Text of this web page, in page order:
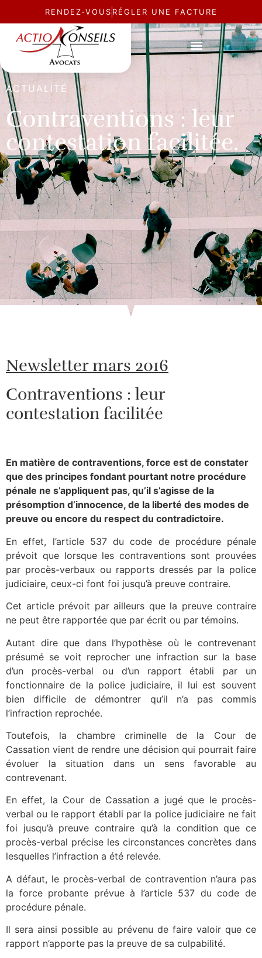
RENDEZ-VOUS RÉGLER UNE FACTURE
ACTUALITÉ
Contraventions : leur
contestation facilitée.
Newsletter mars 2016
Contraventions : leur
contestation facilitée
En matière de contraventions, force est de constater
que des principes fondant pourtant notre procédure
pénale ne s’appliquent pas, qu’il s’agisse de la
présomption d’innocence, de la liberté des modes de
preuve ou encore du respect du contradictoire.
En effet, l’article 537 du code de procédure pénale
prévoit que lorsque les contraventions sont prouvées
par procès-verbaux ou rapports dressés par la police
judiciaire, ceux-ci font foi jusqu’à preuve contraire.
Cet article prévoit par ailleurs que la preuve contraire
ne peut être rapportée que par écrit ou par témoins.
Autant dire que dans l’hypothèse où le contrevenant
présumé se voit reprocher une infraction sur la base
d’un procès-verbal ou d’un rapport établi par un
fonctionnaire de la police judiciaire, il lui est souvent
bien difficile de démontrer qu’il n’a pas commis
l’infraction reprochée.
Toutefois, la chambre criminelle de la Cour de
Cassation vient de rendre une décision qui pourrait faire
évoluer la situation dans un sens favorable au
contrevenant.
En effet, la Cour de Cassation a jugé que le procès-
verbal ou le rapport établi par la police judiciaire ne fait
foi jusqu’à preuve contraire qu’à la condition que ce
procès-verbal précise les circonstances concrètes dans
lesquelles l’infraction a été relevée.
A défaut, le procès-verbal de contravention n’aura pas
la force probante prévue à l’article 537 du code de
procédure pénale.
Il sera ainsi possible au prévenu de faire valoir que ce
rapport n’apporte pas la preuve de sa culpabilité.